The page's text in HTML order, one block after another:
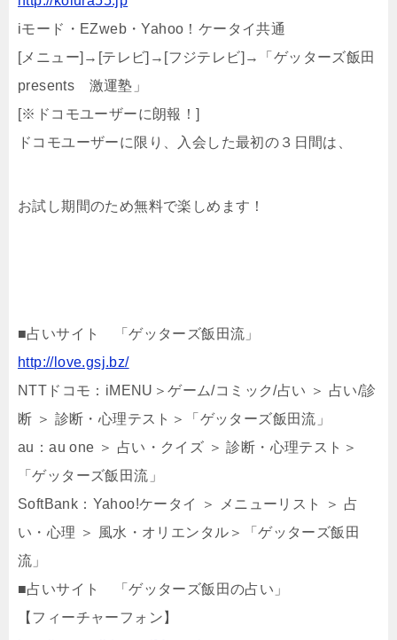
iモード・EZweb・Yahoo！ケータイ共通
[メニュー]→[テレビ]→[フジテレビ]→「ゲッターズ飯田
presents 激運塾」
[※ドコモユーザーに朗報！]
ドコモユーザーに限り、入会した最初の３日間は、
お試し期間のため無料で楽しめます！
■占いサイト 「ゲッターズ飯田流」
http://love.gsj.bz/
NTTドコモ：iMENU＞ゲーム/コミック/占い ＞ 占い/診
断 ＞ 診断・心理テスト＞「ゲッターズ飯田流」
au：au one ＞ 占い・クイズ ＞ 診断・心理テスト＞
「ゲッターズ飯田流」
SoftBank：Yahoo!ケータイ ＞ メニューリスト ＞ 占
い・心理 ＞ 風水・オリエンタル＞「ゲッターズ飯田
流」
■占いサイト 「ゲッターズ飯田の占い」
【フィーチャーフォン】